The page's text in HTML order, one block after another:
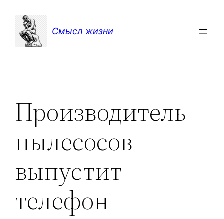
содержимому
Смысл жизни
Производитель
пылесосов
выпустит
телефон